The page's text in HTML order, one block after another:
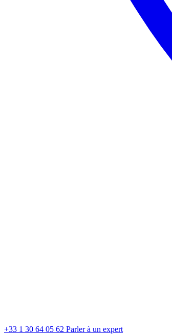
+33 1 30 64 05 62 Parler à un expert